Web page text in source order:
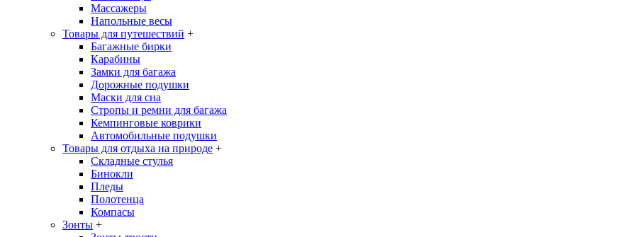
Массажеры
Напольные весы
Товары для путешествий +
Багажные бирки
Карабины
Замки для багажа
Дорожные подушки
Маски для сна
Стропы и ремни для багажа
Кемпинговые коврики
Автомобильные подушки
Товары для отдыха на природе +
Складные стулья
Бинокли
Пледы
Полотенца
Компасы
Зонты +